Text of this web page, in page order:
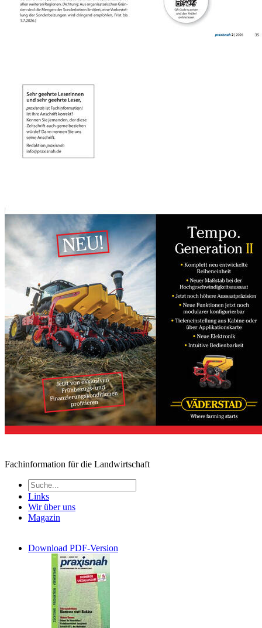
Fachinformation für die Landwirtschaft
Links
Wir über uns
Magazin
Download PDF-Version